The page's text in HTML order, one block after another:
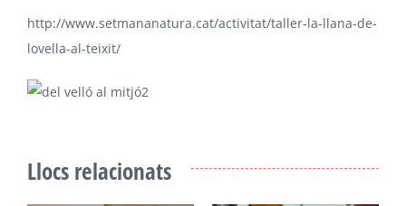
http://www.setmananatura.cat/activitat/taller-la-llana-de-
lovella-al-teixit/
Llocs relacionats